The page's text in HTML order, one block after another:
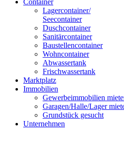
Container
Lagercontainer/
Seecontainer
Duschcontainer
Sanitärcontainer
Baustellencontainer
Wohncontainer
Abwassertank
Frischwassertank
Marktplatz
Immobilien
Gewerbeimmobilien
Garagen/Halle/Lager
Grundstück gesucht
Unternehmen